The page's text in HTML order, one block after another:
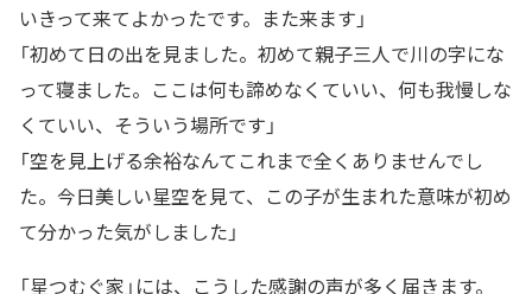
いきって来てよかったです。また来ます」
「初めて日の出を見ました。初めて親子三人で川の字にな
って寝ました。ここは何も諦めなくていい、何も我慢しな
くていい、そういう場所です」
「空を見上げる余裕なんてこれまで全くありませんでし
た。今日美しい星空を見て、この子が生まれた意味が初め
て分かった気がしました」
「星つむぐ家」には、こうした感謝の声が多く届きます。